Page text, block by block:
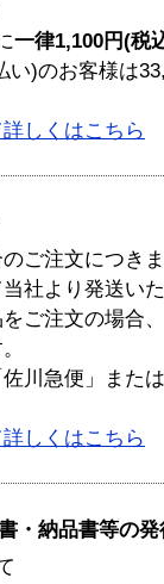
一律1,100円(税
)のお客様は
しくはこちら
ご注文につき
社より発送い
ご注文の場合
川急便」また
しくはこちら
・納品書等の